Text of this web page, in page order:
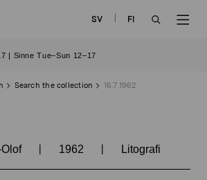
SV
FI
| Sinne Tue–Sun 12–17
Search the collection 16.7.1962
| 1962 | Litografi